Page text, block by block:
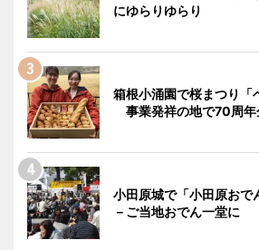
にゆらりゆらり
箱根小涌園で桜まつり「
事業発祥の地で70周年
小田原城で「小田原おで
－ご当地おでん一堂に